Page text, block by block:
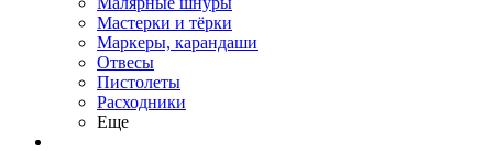
Мастерки и тёрки
Маркеры, карандаши
Отвесы
Пистолеты
Расходники
Еще